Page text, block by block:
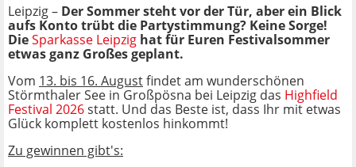
Leipzig – Der Sommer steht vor der Tür, aber ein Blick
aufs Konto trübt die Partystimmung? Keine Sorge!
DieSparkasse Leipzig hat für Euren Festivalsommer
etwas ganz Großes geplant.
Vom 13. bis 16. Augustfindet am wunderschönen
Störmthaler See in Großpösna bei Leipzig das Highfield
Festival 2026statt. Und das Beste ist, dass Ihr mit etwas
Glück komplett kostenlos hinkommt!
Zu gewinnen gibt's: